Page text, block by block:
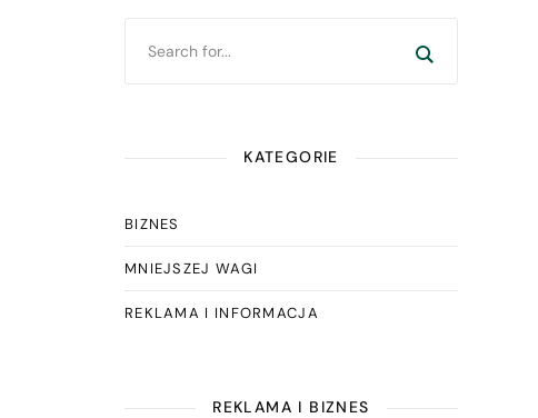
KATEGORIE
BIZNES
MNIEJSZEJ WAGI
REKLAMA I INFORMACJA
REKLAMA I BIZNES